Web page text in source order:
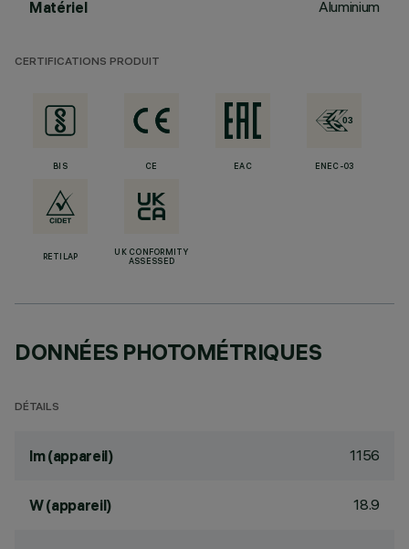
Matériel Aluminium
CERTIFICATIONS PRODUIT
BIS CE EAC ENEC-03
RETILAP
UK CONFORMITY
ASSESSED
DONNÉES PHOTOMÉTRIQUES
DÉTAILS
lm (appareil) 1156
W (appareil) 18.9